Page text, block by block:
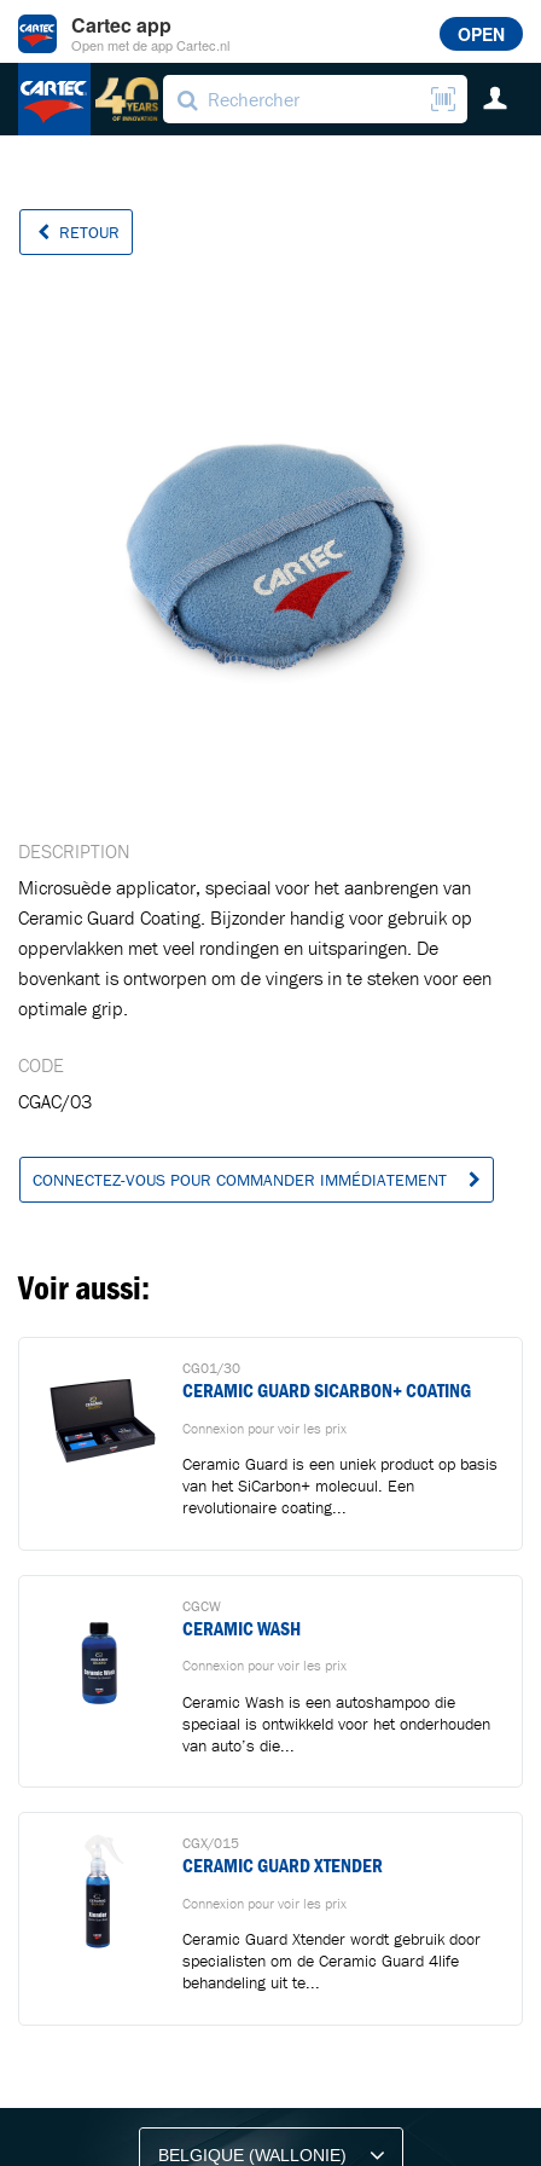
RETOUR
DESCRIPTION
Microsuède applicator, speciaal voor het aanbrengen van
Ceramic Guard Coating. Bijzonder handig voor gebruik op
oppervlakken met veel rondingen en uitsparingen. De
bovenkant is ontworpen om de vingers in te steken voor een
optimale grip.
CODE
CGAC/03
CONNECTEZ-VOUS POUR COMMANDER IMMÉDIATEMENT
Voir aussi:
CG01/30
CERAMIC GUARD SICARBON+ COATING
Connexion pour voir les prix
Ceramic Guard is een uniek product op basis
van het SiCarbon+ molecuul. Een
revolutionaire coating...
CGCW
CERAMIC WASH
Connexion pour voir les prix
Ceramic Wash is een autoshampoo die
speciaal is ontwikkeld voor het onderhouden
van auto’s die...
CGX/015
CERAMIC GUARD XTENDER
Connexion pour voir les prix
Ceramic Guard Xtender wordt gebruik door
specialisten om de Ceramic Guard 4life
behandeling uit te...
Ajouté au panier
CONTINUER VOS ACHATS Aller au panier
RESTEZ INFORMÉ AVEC NOTRE NEWSLETTER
Recevez des conseils professionnels,
Cartec app
Open met de app Cartec.nl OPEN